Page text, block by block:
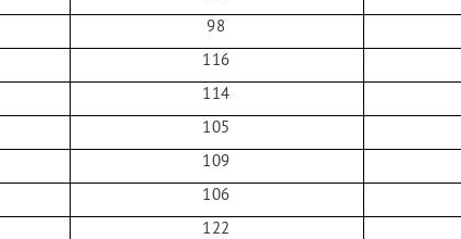
98
116
114
105
109
106
122